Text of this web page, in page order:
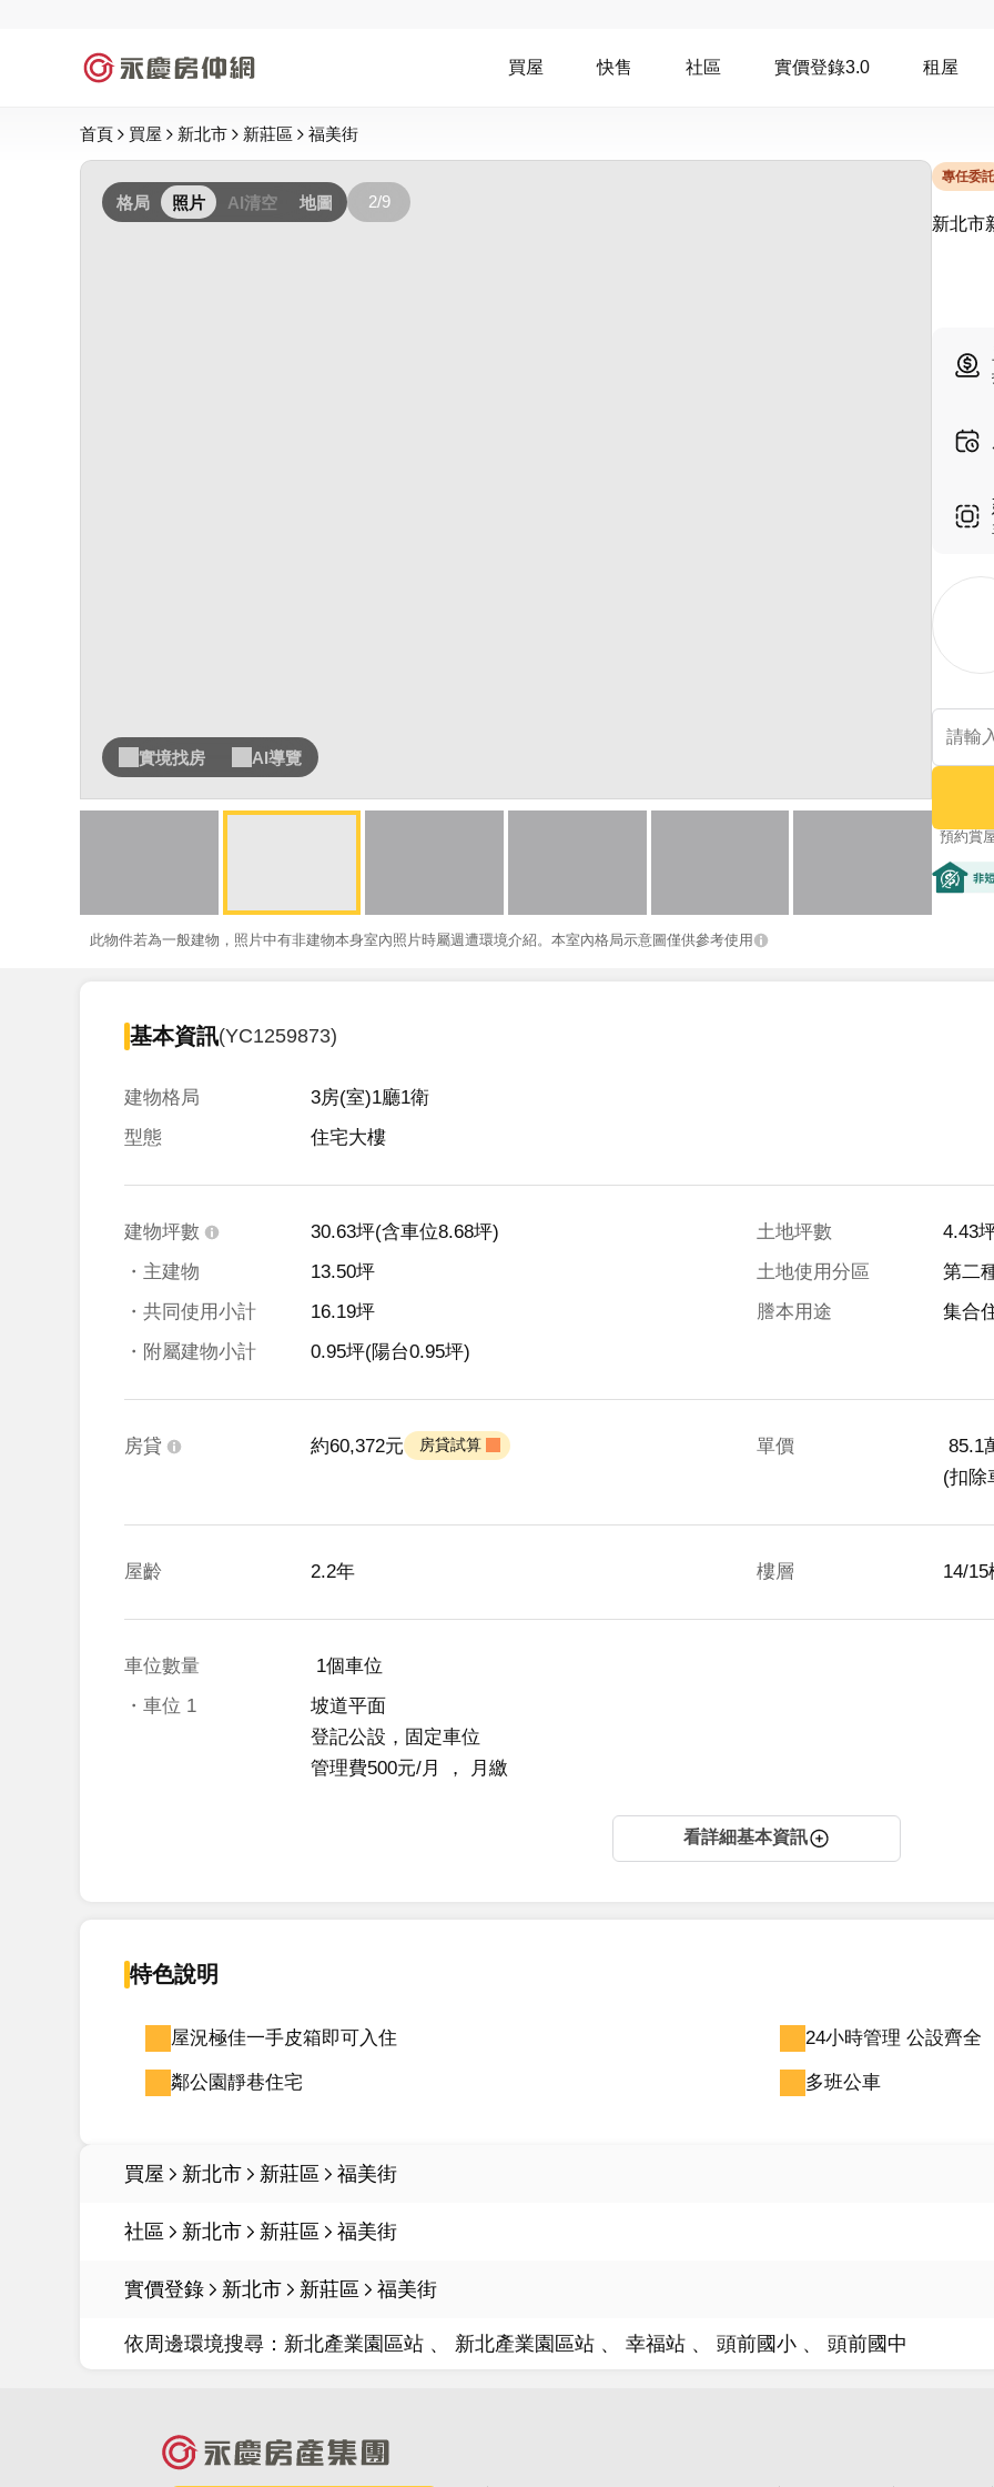
買屋 快售 社區 實價登錄3.0 租屋
首頁 買屋 新北市 新莊區 福美街
格局 照片 AI清空 地圖 2/9
實境找房 AI導覽
此物件若為一般建物，照片中有非建物本身室內照片時屬週遭環境介紹。本室內格局示意圖僅供參考使用
專任委託
新北市
預約賞
基本資訊(YC1259873)
建物格局
3房(室)1廳1衛
型態
住宅大樓
建物坪數 30.63坪(含車位8.68坪)
・主建物
13.50坪
・共同使用小計
16.19坪
・附屬建物小計
0.95坪(陽台0.95坪)
土地坪數
4.43
土地使用分區
第二
謄本用途
集合
房貸 約60,372元 房貸試算 單價
85.1
(扣除
屋齡 2.2年 樓層 14/15
車位數量
1個車位
・車位 1
坡道平面
登記公設，固定車位
管理費500元/月
， 月繳
看詳細基本資訊
特色說明
屋況極佳一手皮箱即可入住 24小時管理 公設齊全
鄰公園靜巷住宅 多班公車
買屋 新北市 新莊區 福美街
社區 新北市 新莊區 福美街
實價登錄 新北市 新莊區 福美街
依周邊環境搜尋： 新北產業園區站 新北產業園區站 幸福站 頭前國小 頭前國中